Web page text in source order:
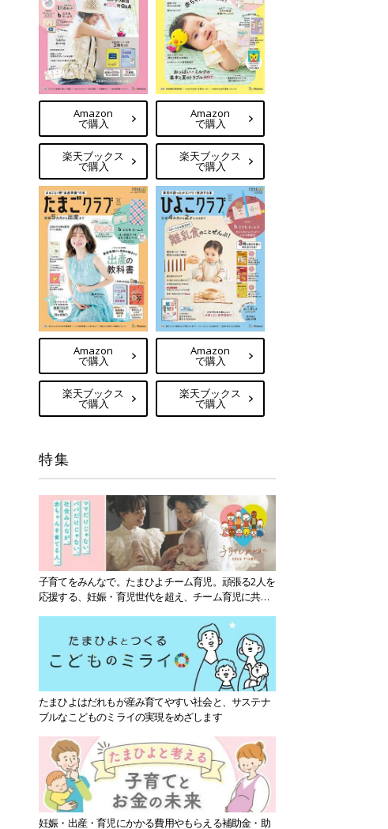
Amazon
で購入
楽天ブックス
で購入
Amazon
で購入
楽天ブックス
で購入
Amazon
で購入
楽天ブックス
で購入
Amazon
で購入
楽天ブックス
で購入
特集
子育てをみんなで。たまひよチーム育児。頑張る2人を
応援する、妊娠・育児世代を超え、チーム育児に共感
たまひよはだれもが産み育てやすい社会と、サステナ
ブルなこどものミライの実現をめざします
妊娠・出産・育児にかかる費用やもらえる補助金・助